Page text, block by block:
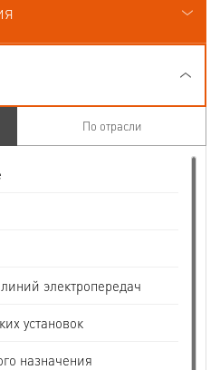
По отрасли
электропередач
установок
назначения